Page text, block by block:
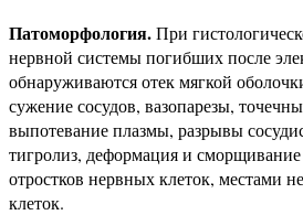
Патоморфология.При
нервной системы погибших после
обнаруживаются отек мягкой
сужение сосудов, вазопарезы,
выпотевание плазмы, разрывы
тигролиз, деформация и
отростков нервных клеток, местами
клеток.